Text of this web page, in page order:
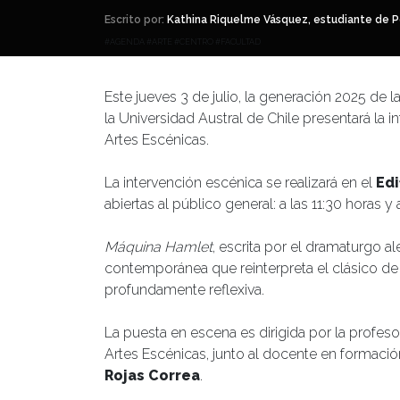
Escrito por: Kathina Riquelme Vásquez, estudiante de
Este jueves 3 de julio, la generación 2025 de
la Universidad Austral de Chile presentará la
Artes Escénicas.
La intervención escénica se realizará en el
abiertas al público general: a las 11:30 horas y
Máquina Hamlet, escrita por el dramaturgo
contemporánea que reinterpreta el clásico
profundamente reflexiva.
La puesta en escena es dirigida por la
Artes Escénicas, junto al docente en
Rojas Correa.